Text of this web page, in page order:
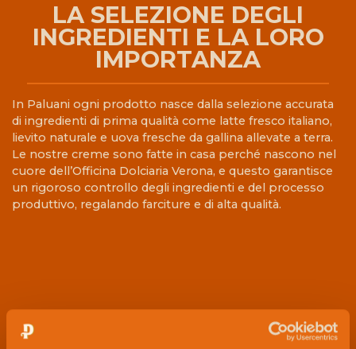
LA SELEZIONE DEGLI
INGREDIENTI E LA LORO
IMPORTANZA
In Paluani ogni prodotto nasce dalla selezione accurata
di ingredienti di prima qualità come latte fresco italiano,
lievito naturale e uova fresche da gallina allevate a terra.
Le nostre creme sono fatte in casa perché nascono nel
cuore dell’Officina Dolciaria Verona, e questo garantisce
un rigoroso controllo degli ingredienti e del processo
produttivo, regalando farciture e di alta qualità.